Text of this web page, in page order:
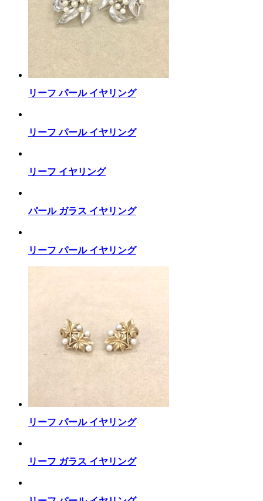
リーフ パール イヤリング
リーフ パール イヤリング
リーフ イヤリング
パール ガラス イヤリング
リーフ パール イヤリング
リーフ パール イヤリング
リーフ ガラス イヤリング